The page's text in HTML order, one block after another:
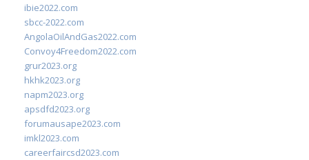
ibie2022.com
sbcc-2022.com
AngolaOilAndGas2022.com
Convoy4Freedom2022.com
grur2023.org
hkhk2023.org
napm2023.org
apsdfd2023.org
forumausape2023.com
imkl2023.com
careerfaircsd2023.com